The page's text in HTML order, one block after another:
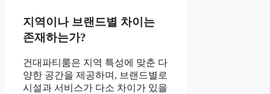
지역이나 브랜드별 차이는
존재하는가?
건대파티룸은 지역 특성에 맞춘 다
양한 공간을 제공하며, 브랜드별로
시설과 서비스가 다소 차이가 있을